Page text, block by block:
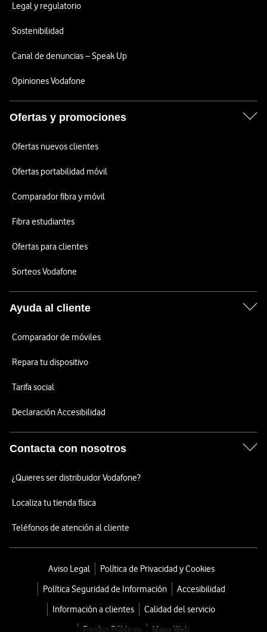
Legal y regulatorio
Sostenibilidad
Canal de denuncias – Speak Up
Opiniones Vodafone
Ofertas y promociones
Ofertas nuevos clientes
Ofertas portabilidad móvil
Comparador fibra y móvil
Fibra estudiantes
Ofertas para clientes
Sorteos Vodafone
Ayuda al cliente
Comparador de móviles
Repara tu dispositivo
Tarifa social
Declaración Accesibilidad
Contacta con nosotros
¿Quieres ser distribuidor Vodafone?
Localiza tu tienda física
Teléfonos de atención al cliente
Aviso Legal
Política de Privacidad y Cookies
Política Seguridad de Información
Accesibilidad
Información a clientes
Calidad del servicio
Fondos Públicos
Mapa Web